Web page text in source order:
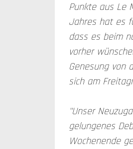
Punkte aus Le
Jahres hat es
dass es beim
vorher
Genesung von
sich am
"Unser
gelungenes
Wochenende